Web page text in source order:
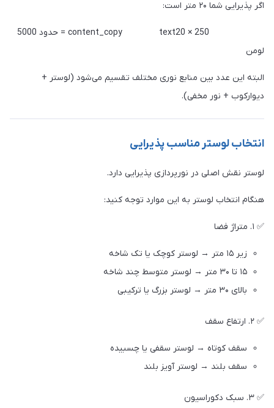
اگر پذیرایی شما ۲۰ متر است:
content_copy text20 × 250 = حدود 5000
لومن
البته این عدد بین منابع نوری مختلف تقسیم می‌شود (لوستر +
دیوارکوب + نور مخفی).
انتخاب لوستر مناسب پذیرایی
لوستر نقش اصلی در نورپردازی پذیرایی دارد.
هنگام انتخاب لوستر به این موارد توجه کنید:
✅ ۱. متراژ فضا
زیر ۱۵ متر → لوستر کوچک یا تک شاخه
۱۵ تا ۳۰ متر → لوستر متوسط چند شاخه
بالای ۳۰ متر → لوستر بزرگ یا ترکیبی
✅ ۲. ارتفاع سقف
سقف کوتاه → لوستر سقفی یا چسبیده
سقف بلند → لوستر آویز بلند
✅ ۳. سبک دکوراسیون